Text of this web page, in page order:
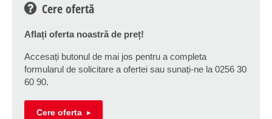
Cere ofertă
Aflați oferta noastră de preț!
Accesați butonul de mai jos pentru a completa
formularul de solicitare a ofertei sau sunați-ne la 0256 30
60 90.
Cere oferta